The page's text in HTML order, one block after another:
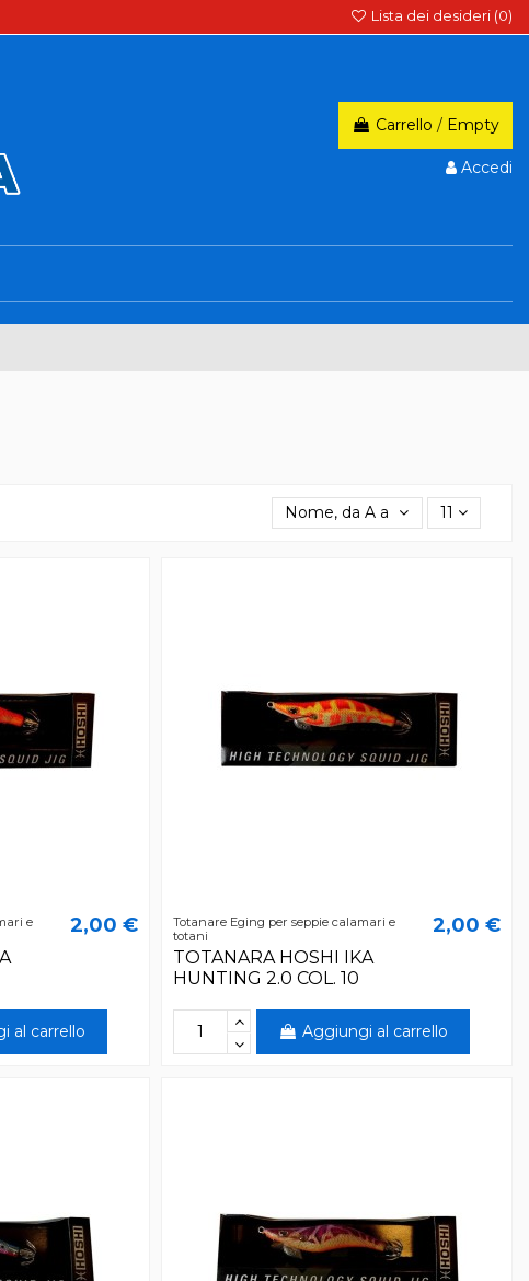
Lista dei desideri (0)
Carrello / Empty
Accedi
Nome, da A a Z 11
e
2,00 €
al carrello
Totanare Eging per seppie calamari e
totani
TOTANARA HOSHI IKA
HUNTING 2.0 COL. 10
2,00 €
Aggiungi al carrello